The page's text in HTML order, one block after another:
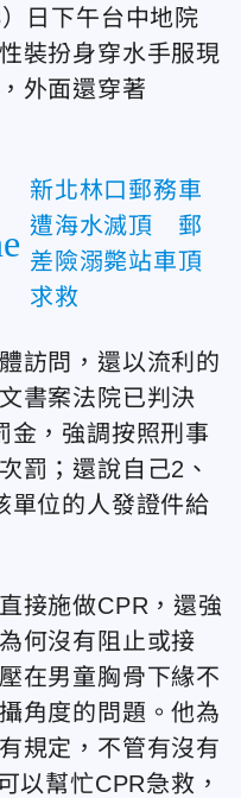
日下午台中地院
裝扮身穿水手服現
外面還穿著
新北林口郵務車
遭海水滅頂 郵
差險溺斃站車頂
求救
訪問，還以流利的
書案法院已判決
金，強調按照刑事
罰；還說自己2、
單位的人發證件給
接施做CPR，還強
何沒有阻止或接
在男童胸骨下緣不
角度的問題。他為
規定，不管有沒有
以幫忙CPR急救，